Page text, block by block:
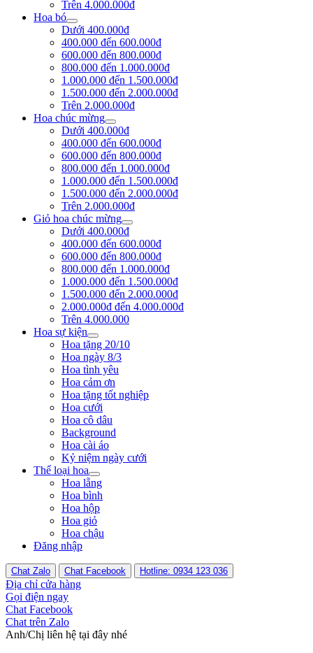
Trên 4.000.000đ
Hoa bó
Dưới 400.000đ
400.000 đến 600.000đ
600.000 đến 800.000đ
800.000 đến 1.000.000đ
1.000.000 đến 1.500.000đ
1.500.000 đến 2.000.000đ
Trên 2.000.000đ
Hoa chúc mừng
Dưới 400.000đ
400.000 đến 600.000đ
600.000 đến 800.000đ
800.000 đến 1.000.000đ
1.000.000 đến 1.500.000đ
1.500.000 đến 2.000.000đ
Trên 2.000.000đ
Giỏ hoa chúc mừng
Dưới 400.000đ
400.000 đến 600.000đ
600.000 đến 800.000đ
800.000 đến 1.000.000đ
1.000.000 đến 1.500.000đ
1.500.000 đến 2.000.000đ
2.000.000đ đến 4.000.000đ
Trên 4.000.000
Hoa sự kiện
Hoa tặng 20/10
Hoa ngày 8/3
Hoa tình yêu
Hoa cảm ơn
Hoa tặng tốt nghiệp
Hoa cưới
Hoa cô dâu
Background
Hoa cài áo
Kỷ niệm ngày cưới
Thể loại hoa
Hoa lẵng
Hoa bình
Hoa hộp
Hoa giỏ
Hoa chậu
Đăng nhập
Chat Zalo Chat Facebook Hotline: 0934 123 036
Địa chỉ cửa hàng
Gọi điện ngay
Chat Facebook
Chat trên Zalo
Anh/Chị liên hệ tại đây nhé